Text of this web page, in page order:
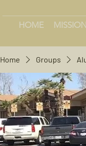
HOME
Home Groups